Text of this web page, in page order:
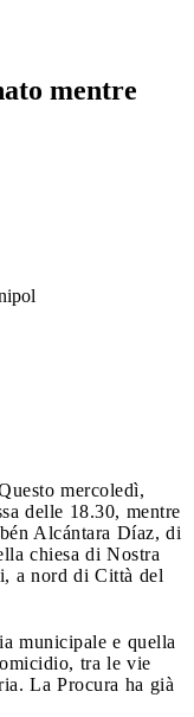
mentre
mercoledì,
delle 18.30, mentre
Alcántara Díaz, di
chiesa di Nostra
a nord di Città del
municipale e quella
tra le vie
La Procura ha già